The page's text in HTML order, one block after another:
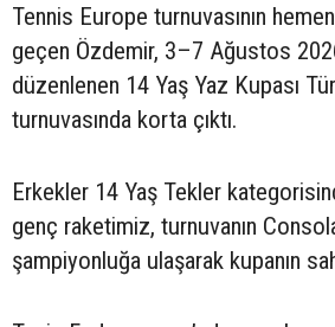
Tennis Europe turnuvasının
geçen Özdemir, 3–7 Ağustos
düzenlenen 14 Yaş Yaz Kupası
turnuvasında korta çıktı.
Erkekler 14 Yaş Tekler
genç raketimiz, turnuvanın
şampiyonluğa ulaşarak kupanın